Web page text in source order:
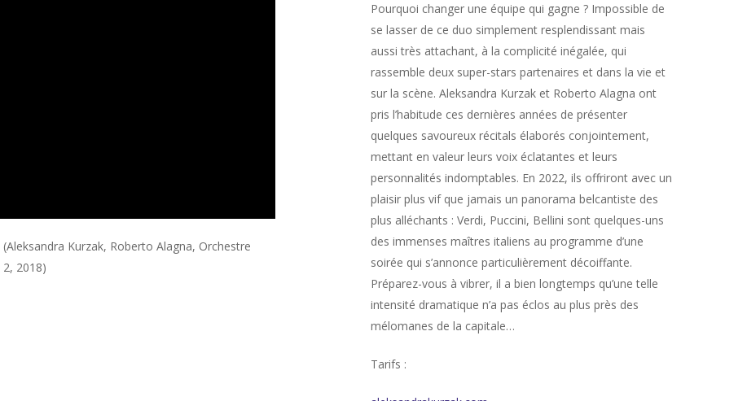
Kurzak, Roberto Alagna, Orchestre
2018)
Pourquoi changer une équipe qui gagne ? Impossible de
se lasser de ce duo simplement resplendissant mais
aussi très attachant, à la complicité inégalée, qui
rassemble deux super-stars partenaires et dans la vie et
sur la scène. Aleksandra Kurzak et Roberto Alagna ont
pris l’habitude ces dernières années de présenter
quelques savoureux récitals élaborés conjointement,
mettant en valeur leurs voix éclatantes et leurs
personnalités indomptables. En 2022, ils offriront avec un
plaisir plus vif que jamais un panorama belcantiste des
plus alléchants : Verdi, Puccini, Bellini sont quelques-uns
des immenses maîtres italiens au programme d’une
soirée qui s’annonce particulièrement décoiffante.
Préparez-vous à vibrer, il a bien longtemps qu’une telle
intensité dramatique n’a pas éclos au plus près des
mélomanes de la capitale…
Tarifs :